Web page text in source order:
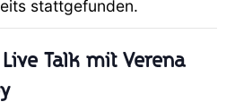
stattgefunden.
Talk mit Verena